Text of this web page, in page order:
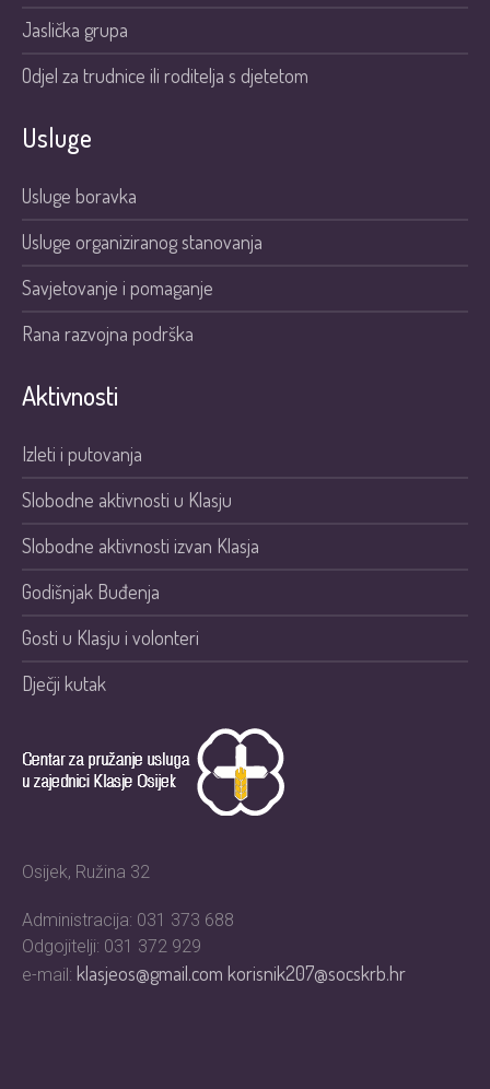
Jaslička grupa
Odjel za trudnice ili roditelja s djetetom
Usluge
Usluge boravka
Usluge organiziranog stanovanja
Savjetovanje i pomaganje
Rana razvojna podrška
Aktivnosti
Izleti i putovanja
Slobodne aktivnosti u Klasju
Slobodne aktivnosti izvan Klasja
Godišnjak Buđenja
Gosti u Klasju i volonteri
Dječji kutak
Osijek, Ružina 32
Administracija: 031 373 688
Odgojitelji: 031 372 929
e-mail: klasjeos@gmail.comkorisnik207@socskrb.hr